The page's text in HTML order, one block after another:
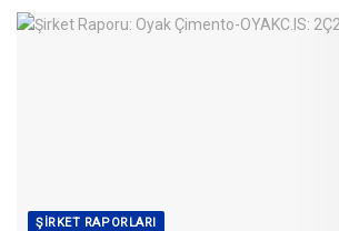
ŞIRKET RAPORLARI